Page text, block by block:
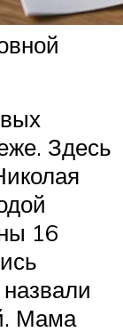
Здесь
16
Мама